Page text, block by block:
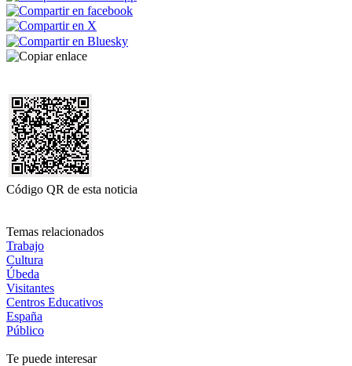
Código QR de esta noticia
Temas relacionados
Trabajo
Cultura
Úbeda
Visitantes
Centros Educativos
España
Público
Te puede interesar